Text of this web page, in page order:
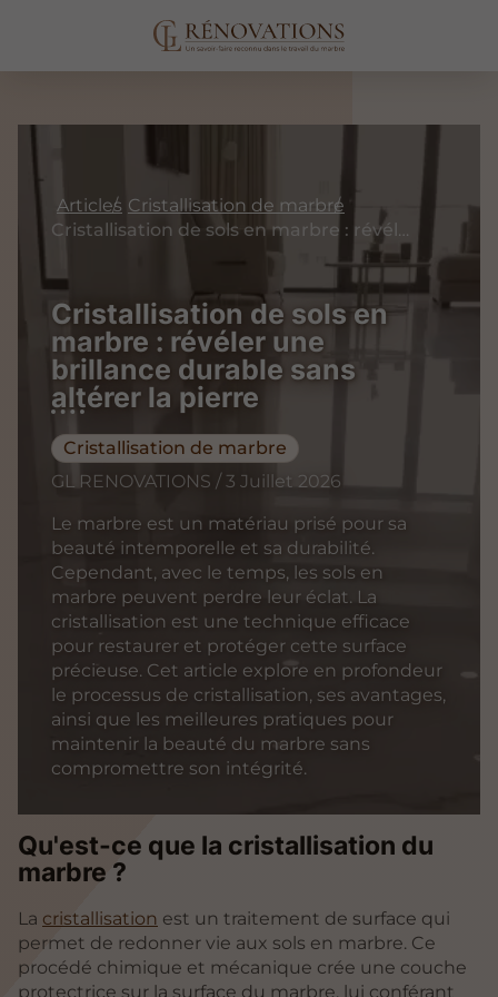
Articles Cristallisation de marbre
Cristallisation de sols en marbre : révéler une brillance durable sans altérer la pierre
Cristallisation de sols en
marbre : révéler une
brillance durable sans
altérer la pierre
Cristallisation de marbre
GL RENOVATIONS / 3 Juillet 2026
Le marbre est un matériau prisé pour sa
beauté intemporelle et sa durabilité.
Cependant, avec le temps, les sols en
marbre peuvent perdre leur éclat. La
cristallisation est une technique efficace
pour restaurer et protéger cette surface
précieuse. Cet article explore en profondeur
le processus de cristallisation, ses avantages,
ainsi que les meilleures pratiques pour
maintenir la beauté du marbre sans
compromettre son intégrité.
Qu'est-ce que la cristallisation du
marbre ?
La cristallisation est un traitement de surface qui
permet de redonner vie aux sols en marbre. Ce
procédé chimique et mécanique crée une couche
protectrice sur la surface du marbre, lui conférant